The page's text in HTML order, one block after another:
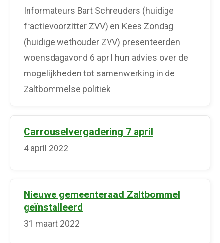
Informateurs Bart Schreuders (huidige
fractievoorzitter ZVV) en Kees Zondag
(huidige wethouder ZVV) presenteerden
woensdagavond 6 april hun advies over de
mogelijkheden tot samenwerking in de
Zaltbommelse politiek
Carrouselvergadering 7 april
4 april 2022
Nieuwe gemeenteraad Zaltbommel
geïnstalleerd
31 maart 2022